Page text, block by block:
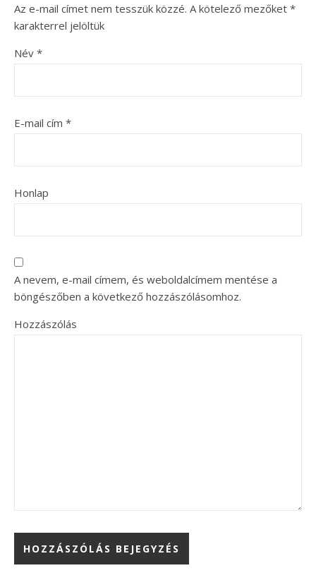
Az e-mail címet nem tesszük közzé. A kötelező mezőket *
karakterrel jelöltük
Név *
E-mail cím *
Honlap
A nevem, e-mail címem, és weboldalcímem mentése a
böngészőben a következő hozzászólásomhoz.
Hozzászólás